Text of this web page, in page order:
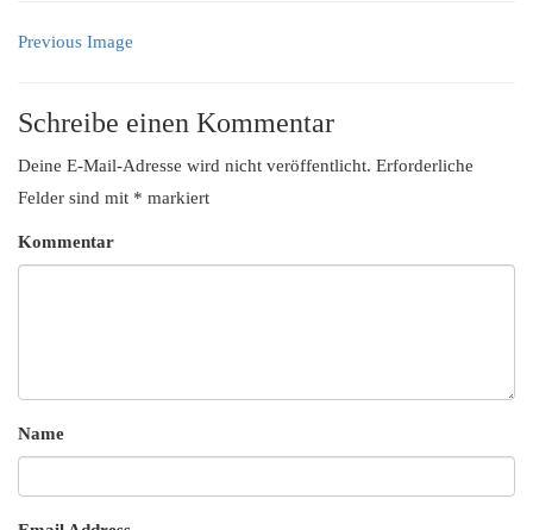
Previous Image
Schreibe einen Kommentar
Deine E-Mail-Adresse wird nicht veröffentlicht. Erforderliche
Felder sind mit * markiert
Kommentar
Name